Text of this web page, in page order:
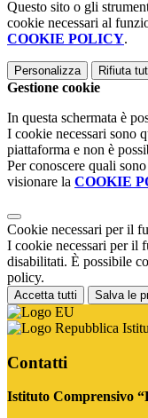
Questo sito o gli
cookie necessari al
COOKIE POLICY.
Personalizza Rifiuta
Gestione cookie
In questa schermata è
I cookie necessari sono
piattaforma e non è
Per conoscere quali
visionare la COOKIE
Cookie necessari per il
I cookie necessari per il
disabilitati. È possibile
policy.
Accetta tutti Salva le
Contatti
Istituto Comprensivo